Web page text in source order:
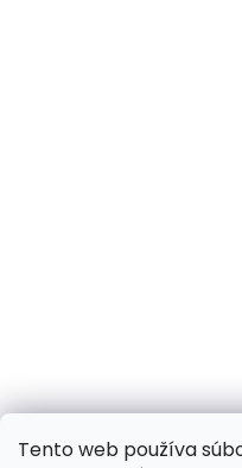
Tento web používa